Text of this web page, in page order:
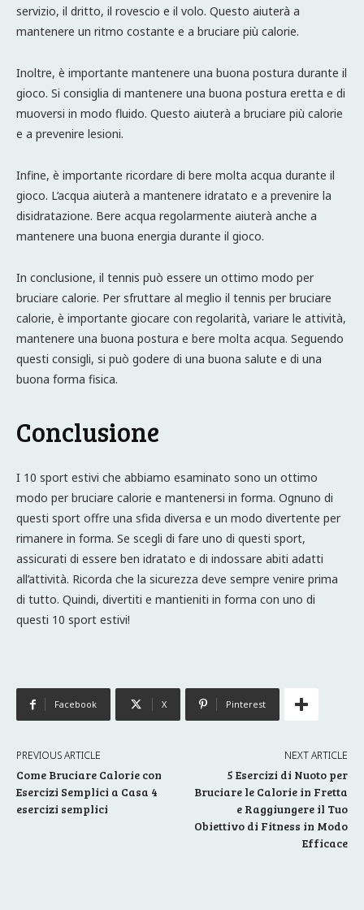
servizio, il dritto, il rovescio e il volo. Questo aiuterà a
mantenere un ritmo costante e a bruciare più calorie.
Inoltre, è importante mantenere una buona postura durante il
gioco. Si consiglia di mantenere una buona postura eretta e di
muoversi in modo fluido. Questo aiuterà a bruciare più calorie
e a prevenire lesioni.
Infine, è importante ricordare di bere molta acqua durante il
gioco. L’acqua aiuterà a mantenere idratato e a prevenire la
disidratazione. Bere acqua regolarmente aiuterà anche a
mantenere una buona energia durante il gioco.
In conclusione, il tennis può essere un ottimo modo per
bruciare calorie. Per sfruttare al meglio il tennis per bruciare
calorie, è importante giocare con regolarità, variare le attività,
mantenere una buona postura e bere molta acqua. Seguendo
questi consigli, si può godere di una buona salute e di una
buona forma fisica.
Conclusione
I 10 sport estivi che abbiamo esaminato sono un ottimo
modo per bruciare calorie e mantenersi in forma. Ognuno di
questi sport offre una sfida diversa e un modo divertente per
rimanere in forma. Se scegli di fare uno di questi sport,
assicurati di essere ben idratato e di indossare abiti adatti
all’attività. Ricorda che la sicurezza deve sempre venire prima
di tutto. Quindi, divertiti e mantieniti in forma con uno di
questi 10 sport estivi!
Facebook X Pinterest
PREVIOUS ARTICLE
Come Bruciare Calorie con
Esercizi Semplici a Casa 4
esercizi semplici
NEXT ARTICLE
5 Esercizi di Nuoto per
Bruciare le Calorie in Fretta
e Raggiungere il Tuo
Obiettivo di Fitness in Modo
Efficace